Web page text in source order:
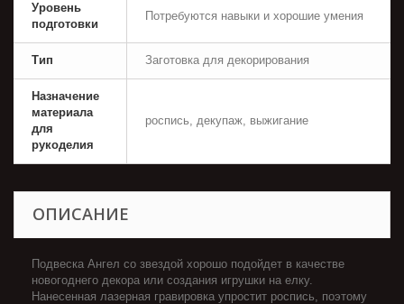
Уровень
подготовки
Потребуются навыки и хорошие умения
Тип Заготовка для декорирования
Назначение
материала
для
рукоделия
роспись, декупаж, выжигание
ОПИСАНИЕ
Подвеска Ангел со звездой хорошо подойдет в качестве
новогоднего декора или создания игрушки на елку.
Нанесенная лазерная гравировка упростит роспись, поэтому